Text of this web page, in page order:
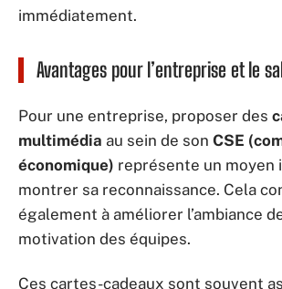
immédiatement.
Avantages pour l’entreprise et le
Pour une entreprise, proposer des
multimédia au sein de son CSE
économique) représente un moyen
montrer sa reconnaissance. Cela
également à améliorer l’ambiance
motivation des équipes.
Ces cartes-cadeaux sont souvent